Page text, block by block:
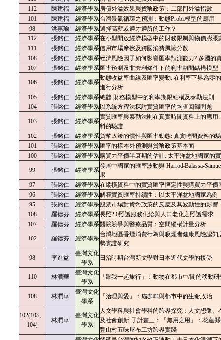
112
陳建福 經濟學系房價外溢效果與貨幣政策：二部門外溢指數
101
陳建福 經濟學系台灣景氣循環之預測：動態Probit模型的應用
98
洪嘉瑜 經濟學系選擇高薪或適才適所的工作？
112
張銘仁 經濟學系在小型開放經濟模型中的財務限制與物價膨脹
111
張銘仁 經濟學系信用市場摩擦及跨國消費風險分散
108
張銘仁 經濟學系經濟風險因子如何影響匯率預測能力? 多國的
107
張銘仁 經濟學系匯率預測及非套利條件下的利率期間結構模型
106 張銘仁 經濟學系
動態收益率曲線及匯率變動: 在利率下界為零
進行分析
105
張銘仁 經濟學系總體-財務模型中的利率期限結構及泰勒法則
104
張銘仁 經濟學系 以系統方程法探討實質匯率的均值回歸問題
103 張銘仁 經濟學系
實質匯率與泰勒法則在真實時間資料上的應用:
料的驗證
102
張銘仁 經濟學系貨幣政策的慣性與匯率動態: 真實時間資料的
101
張銘仁 經濟學系匯率的樣本外預測與貨幣政策基本面
100
張銘仁 經濟學系購買力平價半衰期的估計: 太平洋盆地國家的
99 張銘仁 經濟學系
發展中國家的匯率波動與 Harrod-Balassa-
果
97
張銘仁 經濟學系在縱橫資料中的實質匯率恆定性與購買力平價
96
張銘仁 經濟學系解釋實質匯率持續性：以太平洋盆地國家為例
95
張銘仁 經濟學系股票市場對貨幣政策的反應及其波動性的影響
108
羅德芬 經濟學系長照2.0照護服務供給與人口老化之照護需求
107
羅德芬 經濟學系醫院競爭與醫療品質：空間縱橫計量分析
102 羅德芬 經濟學系
台灣地區香煙消費行為與吸煙者健康風險認知
勢實證研究
98 李進益
臺灣文化
學系
日治時期台灣新文學對日本近代文學的接受
110 林潤華
臺灣文化
學系
「跟我一起旅行」：動物在都市中/間的移動研
108 林潤華
臺灣文化
學系
「治理與愛」：貓咖啡與都市中的生命政治
102(103、
104)
林潤華
臺灣文化
學系
人文學科與社會學科的跨界探究：人文想像、
及社會創新-子計畫三：「無用之用」：花蓮
豐山村五味屋布工坊跨界實踐